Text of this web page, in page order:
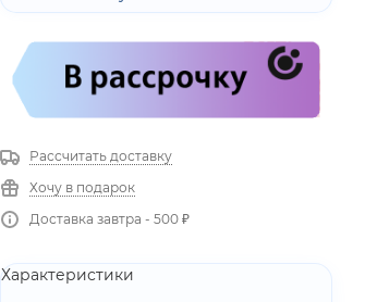
Рассчитать доставку
Хочу в подарок
Доставка завтра - 500 ₽
Характеристики